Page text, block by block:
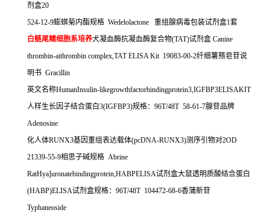
剂盒20
524-12-9蟛蜞菊内酯规格 Wedelolactone 重组腺病毒包装试剂盒1套
白鲢尾鳍细胞系培养犬凝血酶抗凝血酶复合物(TAT)试剂盒 Canine
thrombin-aithrombin complex,TAT ELISA Kit 19083-00-2纤细薯蓣皂苷说
明书 Gracillin
英文名称HumanInsulin-likegrowthfactorbindingprotein3,IGFBP3ELISAKIT
人样生长因子结合蛋白3(IGFBP3)规格： 96T/48T 58-61-7腺苷品牌
Adenosine
化人体RUNX3基因重组表达载体(pcDNA-RUNX3)测序引物对2OD
21339-55-9相思子碱规格 Abrine
RatHya]uronatebindingprotein,HABPELISA试剂盒大鼠透明质酸结合蛋白
(HABP)ELISA试剂盒规格： 96T/48T 104472-68-6香蒲新苷
Typhaneoside